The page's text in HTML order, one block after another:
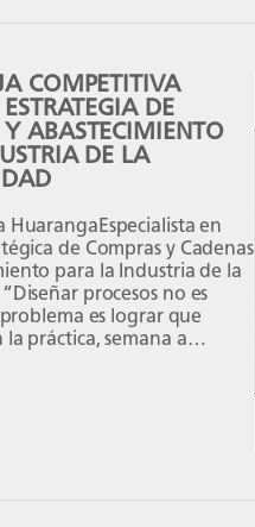
COMPETITIVA
DE
ABASTECIMIENTO
DE LA
HuarangaEspecialista en
de Compras y Cadenas
para la Industria de la
procesos no es
es lograr que
práctica, semana a